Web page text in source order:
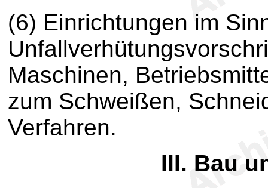
(6) Einrichtungen im
Maschinen,
zum Schweißen,
Verfahren.
III. Bau